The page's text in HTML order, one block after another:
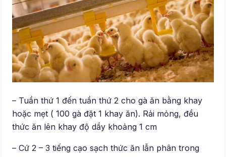
– Tuần thứ 1 đến tuần thứ 2 cho gà ăn bằng khay
hoặc mẹt ( 100 gà đặt 1 khay ăn). Rải mỏng, đều
thức ăn lên khay độ dầy khoảng 1 cm
– Cứ 2 – 3 tiếng cạo sạch thức ăn lẫn phân trong